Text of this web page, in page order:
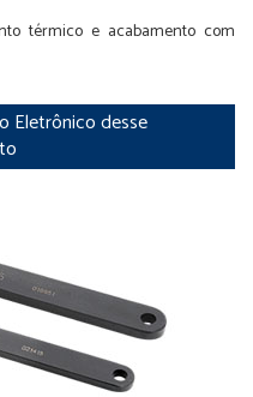
térmico e acabamento com
desse